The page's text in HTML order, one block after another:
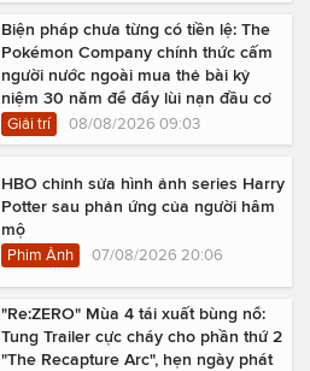
Biện pháp chưa từng có tiền lệ: The
Pokémon Company chính thức cấm
người nước ngoài mua thẻ bài kỷ
niệm 30 năm để đẩy lùi nạn đầu cơ
Giải trí 08/08/2026 09:03
HBO chỉnh sửa hình ảnh series Harry
Potter sau phản ứng của người hâm
mộ
Phim Ảnh 07/08/2026 20:06
"Re:ZERO" Mùa 4 tái xuất bùng nổ:
Tung Trailer cực cháy cho phần thứ 2
"The Recapture Arc", hẹn ngày phát